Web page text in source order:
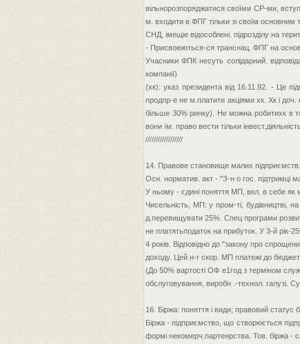
вільнорозпоряджатися своїми СР-ми,
м. входити в ФПГ тільки зі своїм основним
СНД, імещіе відособлені. підрозділу на
- Присвоюються-ся транснац. ФПГ на
Учасники ФПК несуть солідарний.
компанії)
(хк): указ президента від 16.11.92. - Це
продпр-е не м.платити акціями хк. Хк і
більше 30% ринку). Не можна робитихк в
вони їм. право вести тільки
//////////////////
14. Правове становище малих підприємств.
Осн. норматив. акт - "З-н о гос. підтримці
У ньому - єдині поняття МП, вкл. в себе як
Чисельність, МП: у пром-ті, будівництві,
д.перевищувати 25%. Спец програми
не платятьподаток на прибуток. У 3-й рік-
4 років. Відповідно до "закону про
доходу. Цей н-г скор. МП платежі до
(До 50% вартості ОФ е1год з терміном
обслуговування, виробн .-технол. галузі.
16. Біржа: поняття і види; правовий статус
Біржа - підприємство, що створюється
формі некомерч.партенрства. Тов. біржа -